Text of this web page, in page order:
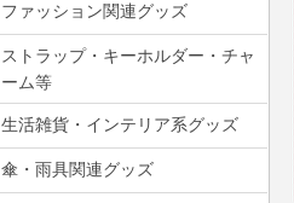
ファッション関連グッズ
ストラップ・キーホルダー・チャ
ーム等
生活雑貨・インテリア系グッズ
傘・雨具関連グッズ